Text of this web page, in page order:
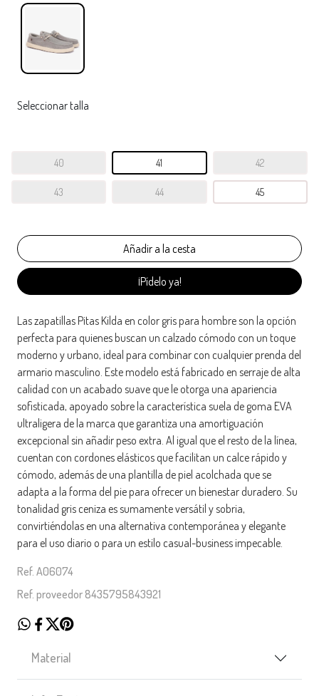
Seleccionar talla
40 41 42
43 44 45
¡Pídelo ya!
Las zapatillas Pitas Kilda en color gris para hombre son la opción
perfecta para quienes buscan un calzado cómodo con un toque
moderno y urbano, ideal para combinar con cualquier prenda del
armario masculino. Este modelo está fabricado en serraje de alta
calidad con un acabado suave que le otorga una apariencia
sofisticada, apoyado sobre la característica suela de goma EVA
ultraligera de la marca que garantiza una amortiguación
excepcional sin añadir peso extra. Al igual que el resto de la línea,
cuentan con cordones elásticos que facilitan un calce rápido y
cómodo, además de una plantilla de piel acolchada que se
adapta a la forma del pie para ofrecer un bienestar duradero. Su
tonalidad gris ceniza es sumamente versátil y sobria,
convirtiéndolas en una alternativa contemporánea y elegante
para el uso diario o para un estilo casual-business impecable.
Ref. A06074
Ref. proveedor 8435795843921
Material